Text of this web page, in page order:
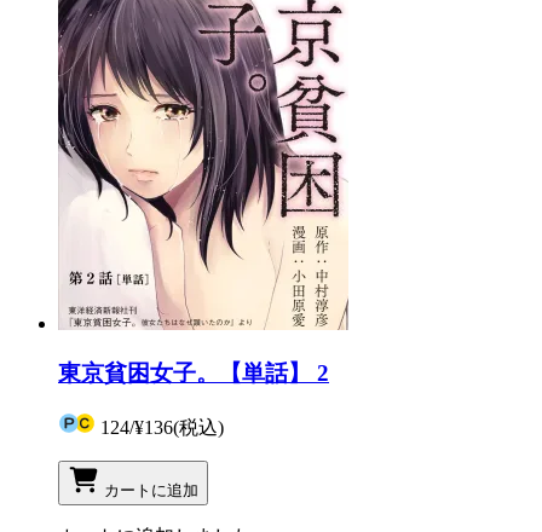
東京貧困女子。【単話】 2
124/¥136(税込)
カートに追加